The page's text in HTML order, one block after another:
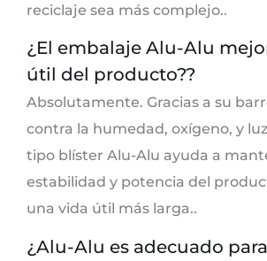
reciclaje sea más complejo..
¿El embalaje Alu-Alu
útil del producto??
Absolutamente. Gracias a su
contra la humedad, oxígeno, y
tipo blíster Alu-Alu ayuda a
estabilidad y potencia del
una vida útil más larga..
¿Alu-Alu es adecuado